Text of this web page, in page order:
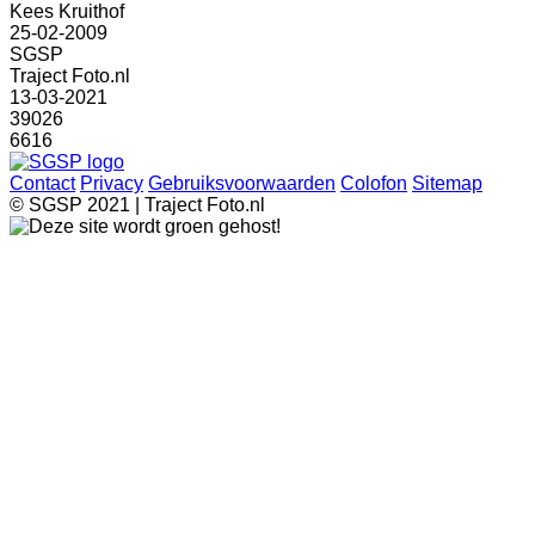
Kees Kruithof
25-02-2009
SGSP
Traject Foto.nl
13-03-2021
39026
6616
Contact Privacy Gebruiksvoorwaarden Colofon Sitemap
© SGSP 2021 | Traject Foto.nl